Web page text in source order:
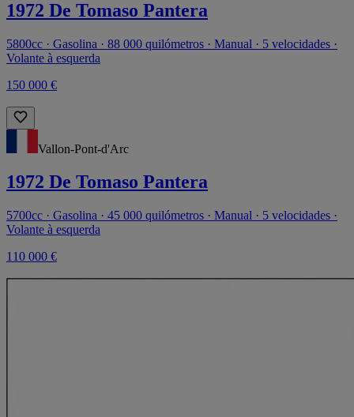
1972 De Tomaso Pantera
5800cc · Gasolina · 88 000 quilómetros · Manual · 5 velocidades ·
Volante à esquerda
150 000 €
Vallon-Pont-d'Arc
1972 De Tomaso Pantera
5700cc · Gasolina · 45 000 quilómetros · Manual · 5 velocidades ·
Volante à esquerda
110 000 €